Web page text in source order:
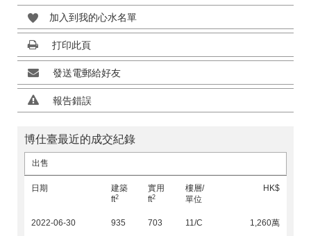
加入到我的心水名單
打印此頁
發送電郵給好友
報告錯誤
博仕臺最近的成交紀錄
出售
日期
建築
ft2
實用
ft2
樓層/
單位
HK$
2022-06-30 935 703 11/C
1,260萬